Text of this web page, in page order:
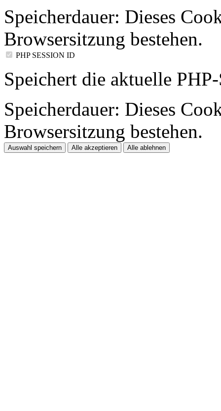
Speicherdauer: Dieses
Browsersitzung bestehen.
PHP SESSION ID
Speichert die aktuelle
Speicherdauer: Dieses
Browsersitzung bestehen.
Auswahl speichern Alle akzeptieren Alle ablehnen